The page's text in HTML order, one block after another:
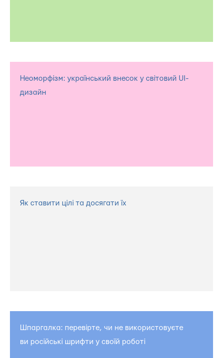
Неоморфізм: український внесок у світовий UI-
дизайн
Як ставити цілі та досягати їх
Шпаргалка: перевірте, чи не використовуєте
ви російські шрифти у своїй роботі